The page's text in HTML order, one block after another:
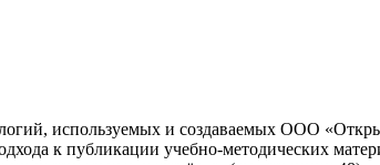
используемых и создаваемых ООО
к публикации учебно-методических